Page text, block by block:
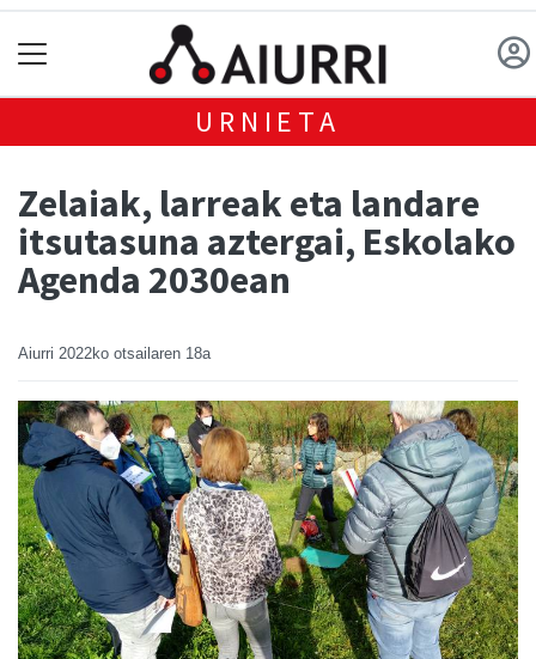
URNIETA
Zelaiak, larreak eta landare
itsutasuna aztergai, Eskolako
Agenda 2030ean
Aiurri 2022ko otsailaren 18a